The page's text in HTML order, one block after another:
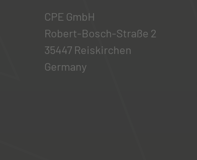
CPE GmbH
Robert-Bosch-Straße 2
35447 Reiskirchen
Germany